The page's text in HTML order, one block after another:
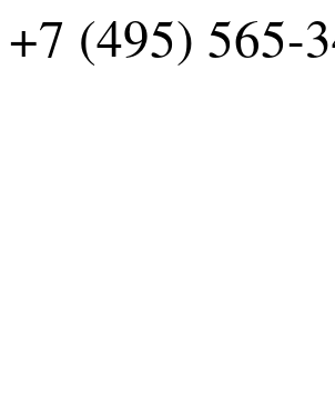
+7 (495) 565-